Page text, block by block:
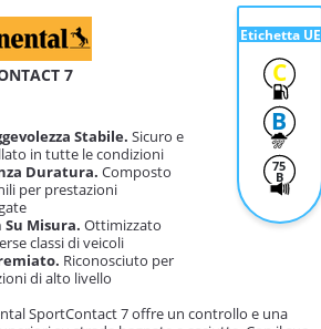
Etichetta UE
C
B
75
B
7
Stabile. Sicuro e
in tutte le condizioni
Duratura. Composto
per prestazioni
Su Misura. Ottimizzato
classi di veicoli
Riconosciuto per
di alto livello
SportContact 7 offre un controllo e una